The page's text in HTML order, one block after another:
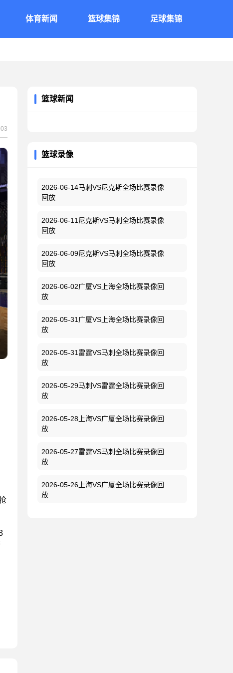
体育新闻 篮球集锦 足球集锦
篮球新闻
篮球录像
2026-06-14马刺VS尼克斯全场比赛录像
回放
2026-06-11尼克斯VS马刺全场比赛录像
回放
2026-06-09尼克斯VS马刺全场比赛录像
回放
2026-06-02广厦VS上海全场比赛录像回
放
2026-05-31广厦VS上海全场比赛录像回
放
2026-05-31雷霆VS马刺全场比赛录像回
放
2026-05-29马刺VS雷霆全场比赛录像回
放
2026-05-28上海VS广厦全场比赛录像回
放
2026-05-27雷霆VS马刺全场比赛录像回
放
2026-05-26上海VS广厦全场比赛录像回
放